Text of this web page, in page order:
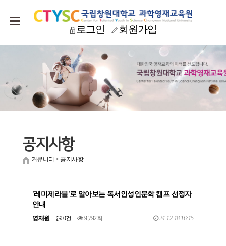
로그인 회원가입
공지사항
커뮤니티 > 공지사항
'레미제라블'로 알아보는 독서인성인문학 캠프 선정자
안내
영재원 0건 9,792회 24-12-18 16:15